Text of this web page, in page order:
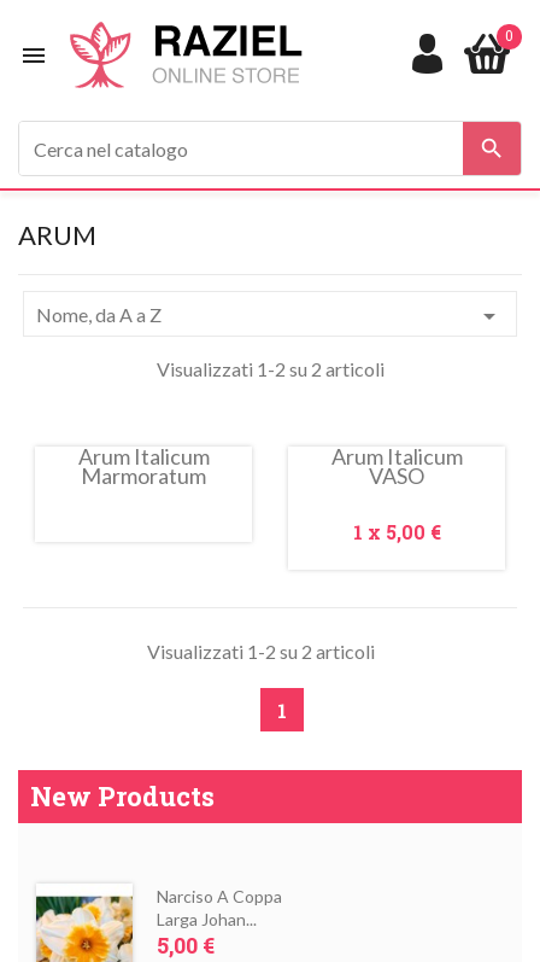

0

ARUM
Nome, da A a Z 
Visualizzati 1-2 su 2 articoli
Arum Italicum
Marmoratum
Arum Italicum
VASO
Prezzo
1 x 5,00 €
Visualizzati 1-2 su 2 articoli
1
New Products
Narciso A Coppa
Larga Johan...
Prezzo
5,00 €